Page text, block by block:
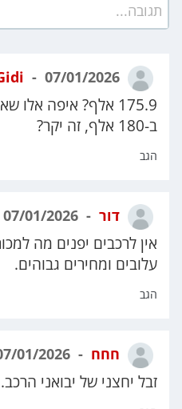
תגובה...
07/01/2026
175.9 אלף? איפה
ב-180 אלף, זה יקר?
הגב
דור
אין לרכבים יפנים מה
עלובים ומחירים גבוהים.
הגב
חחח
זבל יחצני של יבואני